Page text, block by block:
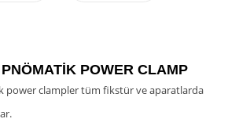
POWER CLAMP
power clampler tüm fikstür ve aparatlarda